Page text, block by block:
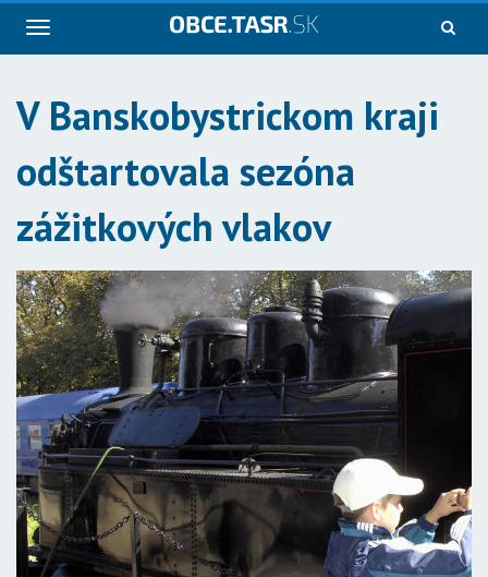
Navigácia
V Banskobystrickom kraji
odštartovala sezóna
zážitkových vlakov